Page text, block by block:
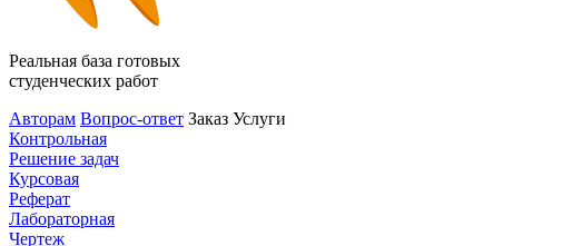
Реальная база готовых
студенческих работ
Авторам Вопрос-ответ Заказ Услуги
Контрольная
Решение задач
Курсовая
Реферат
Лабораторная
Чертеж